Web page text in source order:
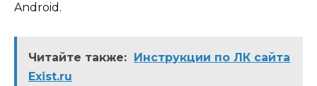
Android.
Читайте также: Инструкции по ЛК сайта
Exist.ru